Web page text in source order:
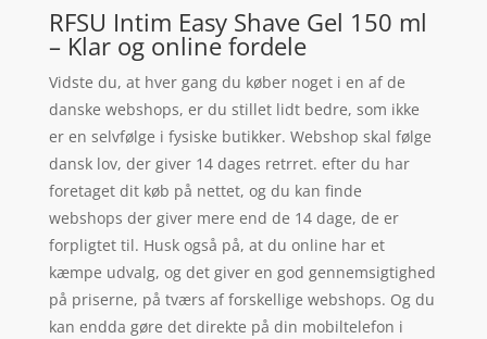
RFSU Intim Easy Shave Gel 150 ml
– Klar og online fordele
Vidste du, at hver gang du køber noget i en af de
danske webshops, er du stillet lidt bedre, som ikke
er en selvfølge i fysiske butikker. Webshop skal følge
dansk lov, der giver 14 dages retrret. efter du har
foretaget dit køb på nettet, og du kan finde
webshops der giver mere end de 14 dage, de er
forpligtet til. Husk også på, at du online har et
kæmpe udvalg, og det giver en god gennemsigtighed
på priserne, på tværs af forskellige webshops. Og du
kan endda gøre det direkte på din mobiltelefon i